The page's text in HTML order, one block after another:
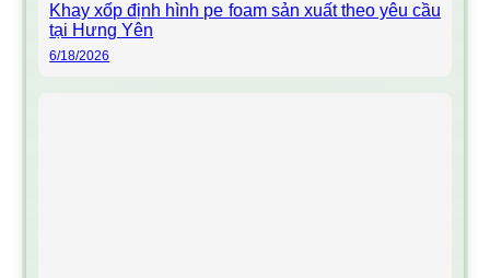
Khay xốp định hình pe foam sản xuất theo yêu cầu
tại Hưng Yên
6/18/2026